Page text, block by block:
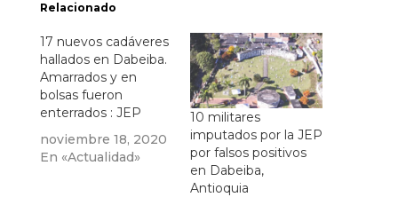
Relacionado
17 nuevos cadáveres
hallados en Dabeiba.
Amarrados y en
bolsas fueron
enterrados : JEP
noviembre 18, 2020
En «Actualidad»
10 militares
imputados por la JEP
por falsos positivos
en Dabeiba,
Antioquia